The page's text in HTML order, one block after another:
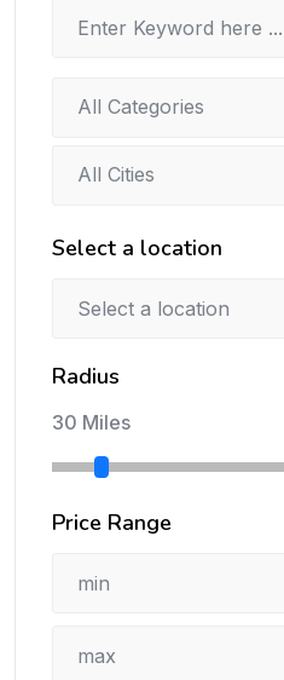
All Categories
All Cities
Select a location
Radius
30 Miles
Price Range